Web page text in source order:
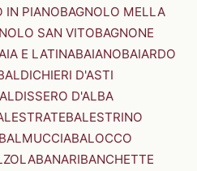
IN PIANOBAGNOLO MELLA
SAN VITOBAGNONE
E LATINABAIANOBAIARDO
D'ASTI
D'ALBA
BALESTRINO
BALMUCCIABALOCCO
BANARIBANCHETTE